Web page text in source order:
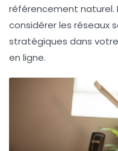
référencement naturel.
considérer les réseaux
stratégiques dans
en ligne.